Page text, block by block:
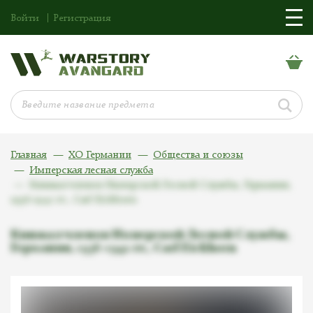
Войти Регистрация
Главная ХО Германии
Общества и союзы
Имперская лесная служба
Кинжал членов Имперской Лесной Службы,
Германия, 1936-1942 гг., Carl Eickhorn